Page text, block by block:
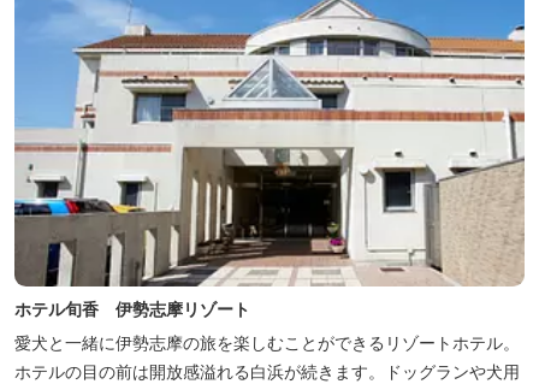
ホテル旬香 伊勢志摩リゾート
愛犬と一緒に伊勢志摩の旅を楽しむことができるリゾートホテル。
ホテルの目の前は開放感溢れる白浜が続きます。ドッグランや犬用